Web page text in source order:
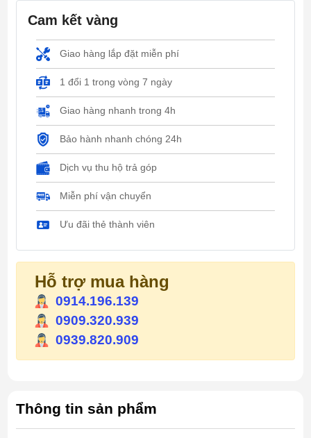
Cam kết vàng
Giao hàng lắp đặt miễn phí
1 đổi 1 trong vòng 7 ngày
Giao hàng nhanh trong 4h
Bảo hành nhanh chóng 24h
Dịch vụ thu hộ trả góp
Miễn phí vận chuyển
Ưu đãi thẻ thành viên
Hỗ trợ mua hàng
0914.196.139
0909.320.939
0939.820.909
Thông tin sản phẩm